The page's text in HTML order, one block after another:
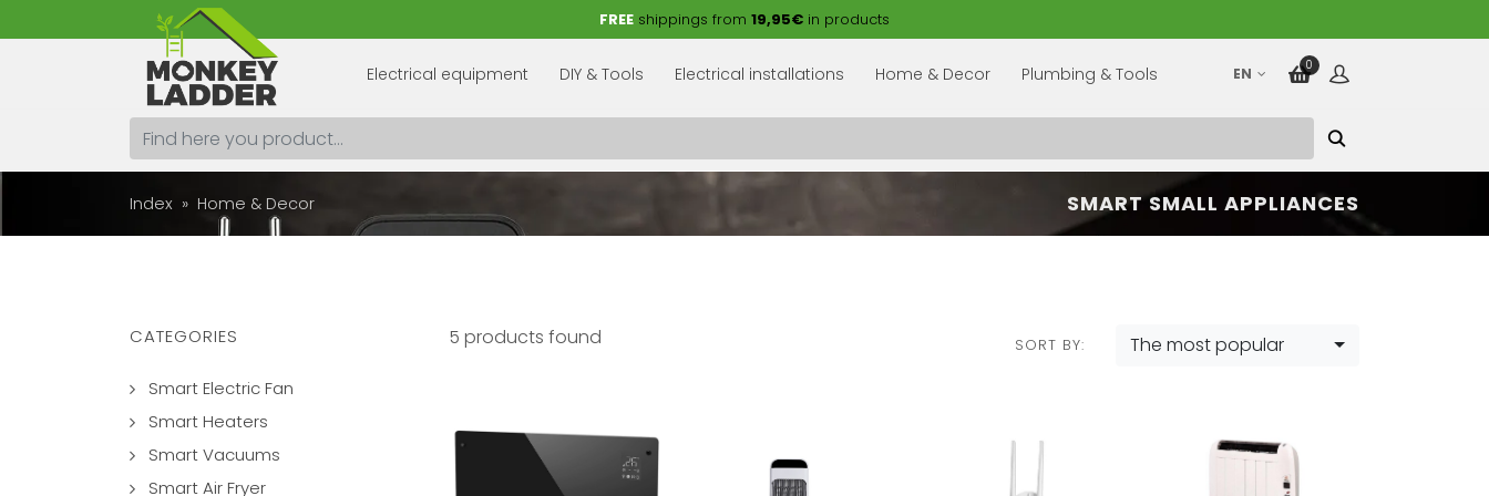
FREE shippings from 19,95€ in products
EN 0
Electrical equipment DIY & Tools Electrical installations Home & Decor Plumbing & Tools
SMART SMALL APPLIANCES
Index Home & Decor
CATEGORIES
Smart Electric Fan
Smart Heaters
Smart Vacuums
Smart Air Fryer
5 products found SORT BY: The most popular